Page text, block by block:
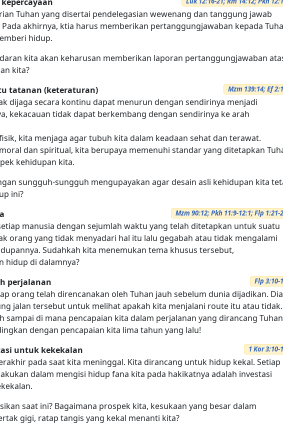
Tuhan yang disertai pendelegasian wewenang dan tanggung jawab
akhirnya, ktia harus memberikan pertanggungjawaban kepada
hidup.
kita akan keharusan memberikan laporan pertanggungjawaban
kita?
Mzm 139:14; Ef
tatanan (keteraturan)
dijaga secara kontinu dapat menurun dengan sendirinya menjadi
kekacauan tidak dapat berkembang dengan sendirinya ke arah
kita menjaga agar tubuh kita dalam keadaan sehat dan terawat.
dan spiritual, kita berupaya memenuhi standar yang ditetapkan
kehidupan kita.
sungguh-sungguh mengupayakan agar desain asli kehidupan kita
ini?
Mzm 90:12; Pkh 11:9-12:1; Flp 1:21-
manusia dengan sejumlah waktu yang telah ditetapkan untuk suatu
orang yang tidak menyadari hal itu lalu gegabah atau tidak mengalami
Sudahkah kita menemukan tema khusus tersebut,
hidup di dalamnya?
Flp 3:10-
perjalanan
orang telah direncanakan oleh Tuhan jauh sebelum dunia dijadikan. Dia
jalan tersebut untuk melihat apakah kita menjalani route itu atau tidak.
sampai di mana pencapaian kita dalam perjalanan yang dirancang Tuhan
dengan pencapaian kita lima tahun yang lalu!
1 Kor 3:10-
untuk kekekalan
pada saat kita meninggal. Kita dirancang untuk hidup kekal. Setiap
dalam mengisi hidup fana kita pada hakikatnya adalah investasi
saat ini? Bagaimana prospek kita, kesukaan yang besar dalam
gigi, ratap tangis yang kekal menanti kita?